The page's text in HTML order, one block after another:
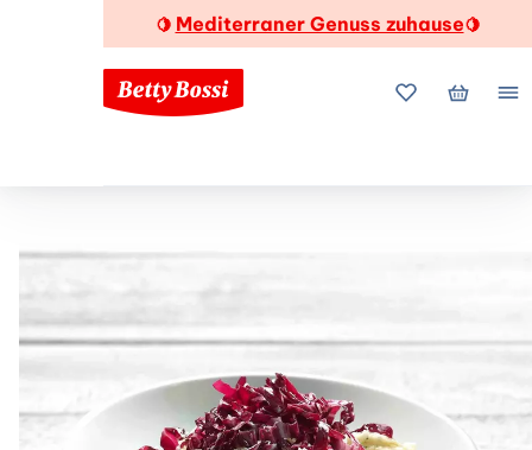
🍋 Mediterraner Genuss zuhause🍋
MeineMein